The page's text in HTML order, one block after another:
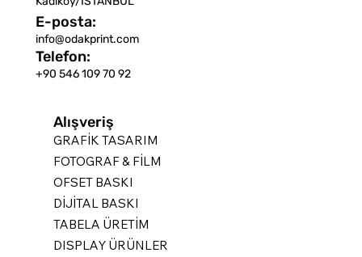
Alışveriş
GRAFİK TASARIM
FOTOGRAF & FİLM
OFSET BASKI
DİJİTAL BASKI
TABELA ÜRETİM
DISPLAY ÜRÜNLER
E-posta:
info@odakprint.com
Telefon:
+90 546 109 70 92